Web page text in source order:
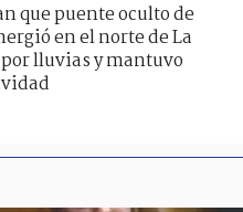
que puente oculto de
en el norte de La
lluvias y mantuvo